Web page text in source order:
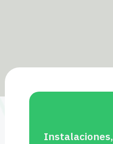
Instalaciones,